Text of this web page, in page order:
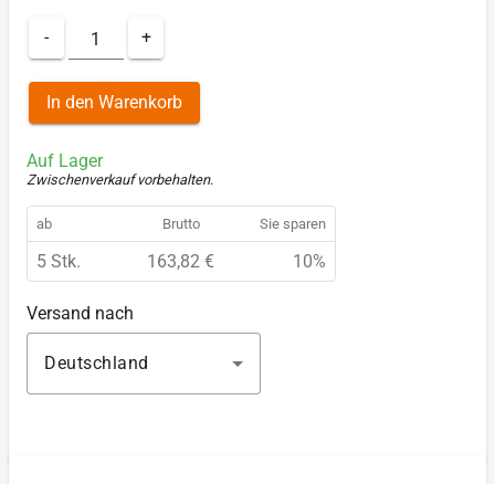
- +
In den Warenkorb
Auf Lager
Zwischenverkauf vorbehalten.
ab Brutto Sie sparen
5 Stk. 163,82 € 10%
Versand nach
Deutschland